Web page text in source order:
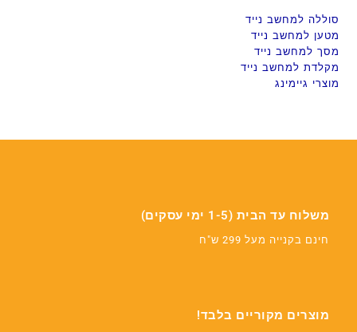
סוללה למחשב נייד
מטען למחשב נייד
מסך למחשב נייד
מקלדת למחשב נייד
מוצרי גיימינג
משלוח עד הבית (1-5 ימי עסקים)
חינם בקנייה מעל 299 ש"ח
מוצרים מקוריים בלבד!